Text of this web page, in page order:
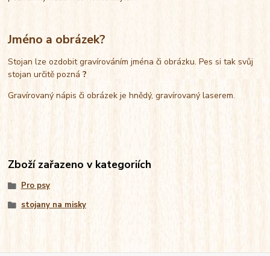
Jméno a obrázek?
Stojan lze ozdobit gravírováním jména či obrázku. Pes si tak svůj
stojan určitě pozná?
Gravírovaný nápis či obrázek je hnědý, gravírovaný laserem.
Zboží zařazeno v kategoriích
Pro psy
stojany na misky